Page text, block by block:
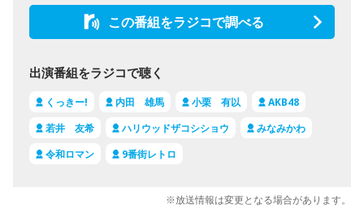
この番組をラジコで調べる
出演番組をラジコで聴く
くっきー! 内田 雄馬 小栗 有以
AKB48
若井 友希
ハリウッドザコシショウ
みなみかわ
令和ロマン
9番街レトロ
※放送情報は変更となる場合があります。